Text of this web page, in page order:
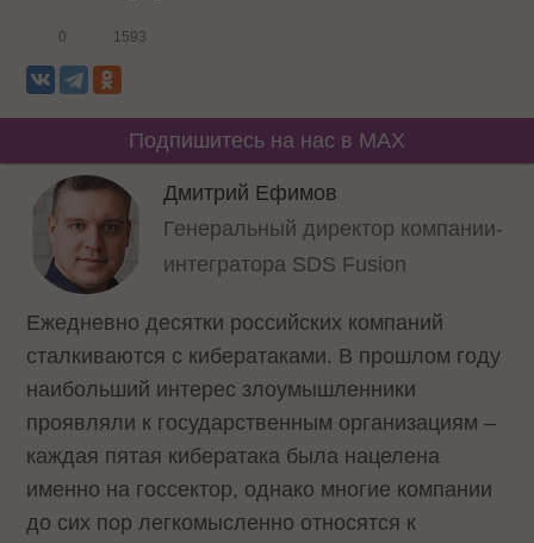
0 1593
Подпишитесь на нас в MAX
Дмитрий Ефимов
Генеральный директор компании-
интегратора SDS Fusion
Ежедневно десятки российских компаний
сталкиваются с кибератаками. В прошлом году
наибольший интерес злоумышленники
проявляли к государственным организациям –
каждая пятая кибератака была нацелена
именно на госсектор, однако многие компании
до сих пор легкомысленно относятся к